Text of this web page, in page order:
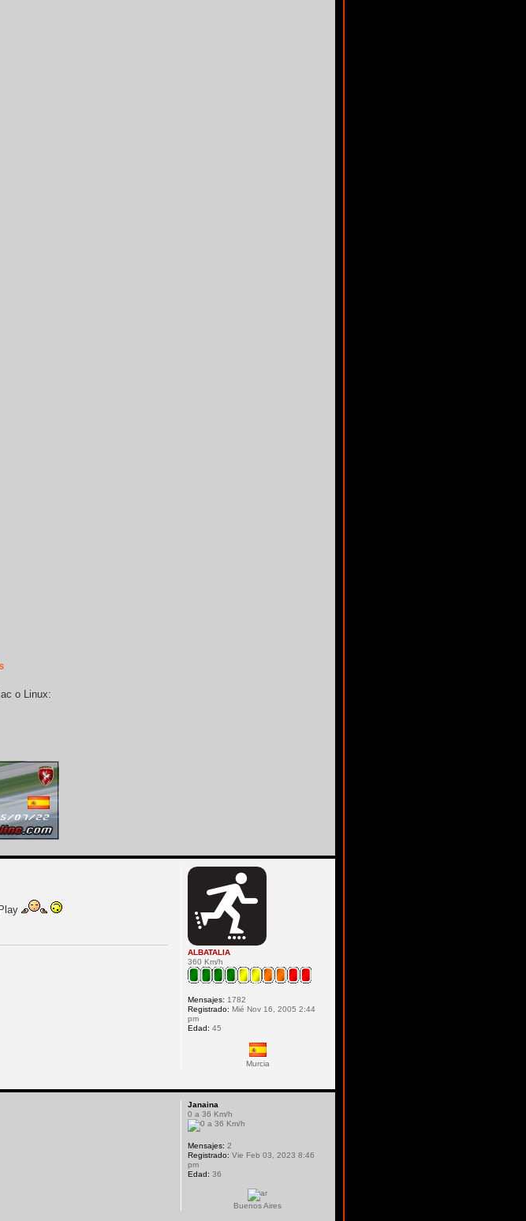
o Linux:
ALBATALIA
360 Km/h
Mensajes: 1782
Registrado: Mié Nov 16, 2005 2:44
pm
Edad: 45
Murcia
Janaina
0 a 36 Km/h
Mensajes: 2
Registrado: Vie Feb 03, 2023 8:46
pm
Edad: 36
Buenos Aires